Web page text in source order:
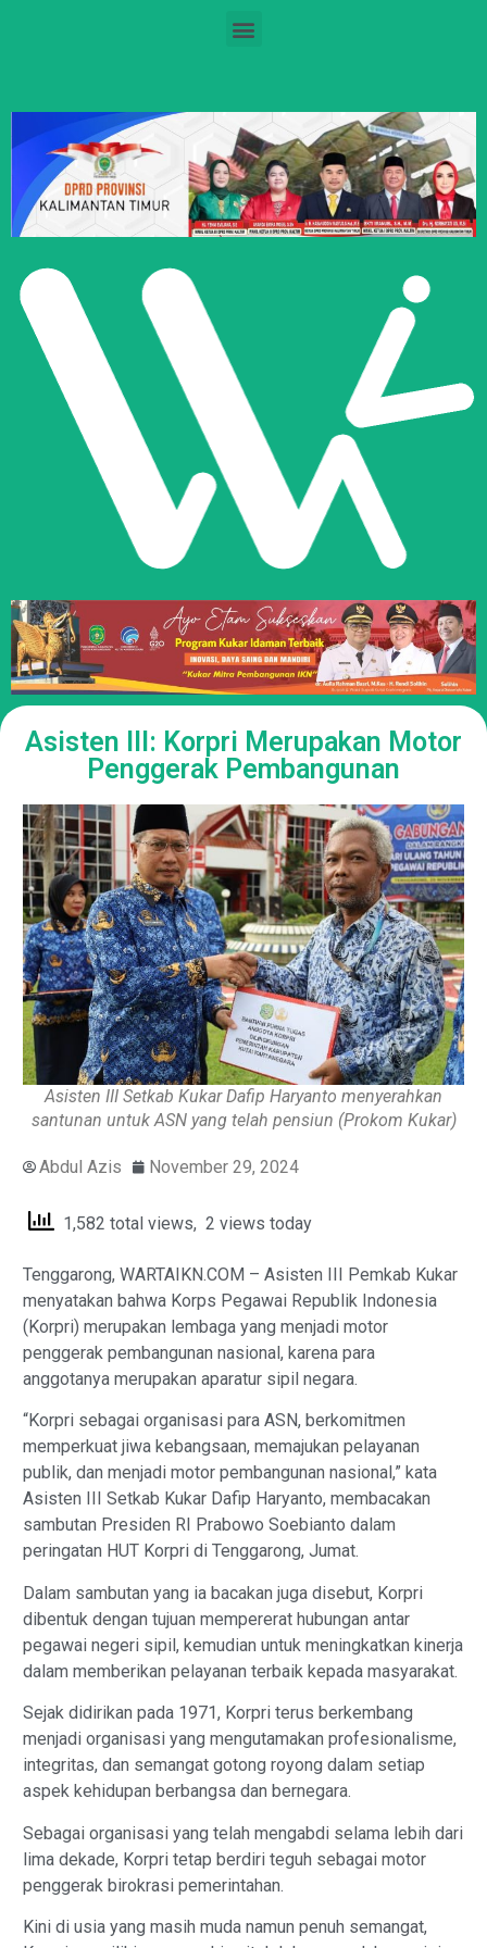
Asisten III: Korpri Merupakan Motor
Penggerak Pembangunan
Asisten III Setkab Kukar Dafip Haryanto menyerahkan
santunan untuk ASN yang telah pensiun (Prokom Kukar)
Abdul Azis November 29, 2024
1,582 total views, 2 views today
Tenggarong, WARTAIKN.COM – Asisten III Pemkab Kukar
menyatakan bahwa Korps Pegawai Republik Indonesia
(Korpri) merupakan lembaga yang menjadi motor
penggerak pembangunan nasional, karena para
anggotanya merupakan aparatur sipil negara.
“Korpri sebagai organisasi para ASN, berkomitmen
memperkuat jiwa kebangsaan, memajukan pelayanan
publik, dan menjadi motor pembangunan nasional,” kata
Asisten III Setkab Kukar Dafip Haryanto, membacakan
sambutan Presiden RI Prabowo Soebianto dalam
peringatan HUT Korpri di Tenggarong, Jumat.
Dalam sambutan yang ia bacakan juga disebut, Korpri
dibentuk dengan tujuan mempererat hubungan antar
pegawai negeri sipil, kemudian untuk meningkatkan kinerja
dalam memberikan pelayanan terbaik kepada masyarakat.
Sejak didirikan pada 1971, Korpri terus berkembang
menjadi organisasi yang mengutamakan profesionalisme,
integritas, dan semangat gotong royong dalam setiap
aspek kehidupan berbangsa dan bernegara.
Sebagai organisasi yang telah mengabdi selama lebih dari
lima dekade, Korpri tetap berdiri teguh sebagai motor
penggerak birokrasi pemerintahan.
Kini di usia yang masih muda namun penuh semangat,